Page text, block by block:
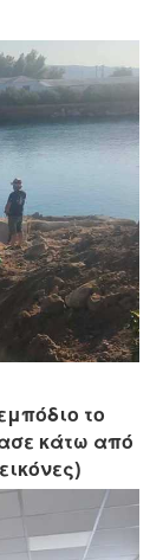
το
κάτω από